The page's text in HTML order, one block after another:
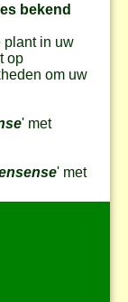
bekend
plant in uw
op
om uw
' met
' met